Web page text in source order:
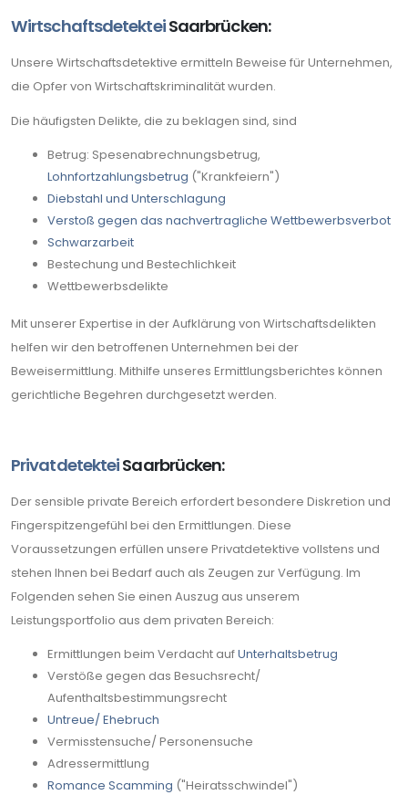
WirtschaftsdetekteiSaarbrücken:
Unsere Wirtschaftsdetektive ermitteln Beweise für Unternehmen,
die Opfer von Wirtschaftskriminalität wurden.
Die häufigsten Delikte, die zu beklagen sind, sind
Betrug: Spesenabrechnungsbetrug,
Lohnfortzahlungsbetrug ("Krankfeiern")
Diebstahl und Unterschlagung
Verstoß gegen das nachvertragliche Wettbewerbsverbot
Schwarzarbeit
Bestechung und Bestechlichkeit
Wettbewerbsdelikte
Mit unserer Expertise in der Aufklärung von Wirtschaftsdelikten
helfen wir den betroffenen Unternehmen bei der
Beweisermittlung. Mithilfe unseres Ermittlungsberichtes können
gerichtliche Begehren durchgesetzt werden.
PrivatdetekteiSaarbrücken:
Der sensible private Bereich erfordert besondere Diskretion und
Fingerspitzengefühl bei den Ermittlungen. Diese
Voraussetzungen erfüllen unsere Privatdetektive vollstens und
stehen Ihnen bei Bedarf auch als Zeugen zur Verfügung. Im
Folgenden sehen Sie einen Auszug aus unserem
Leistungsportfolio aus dem privaten Bereich:
Ermittlungen beim Verdacht aufUnterhaltsbetrug
Verstöße gegen das Besuchsrecht/
Aufenthaltsbestimmungsrecht
Untreue/ Ehebruch
Vermisstensuche/ Personensuche
Adressermittlung
Romance Scamming ("Heiratsschwindel")